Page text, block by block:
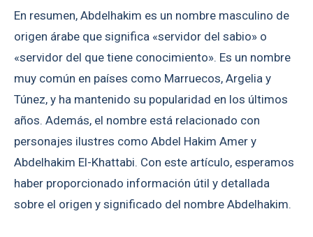
En resumen, Abdelhakim es un nombre masculino de
origen árabe que significa «servidor del sabio» o
«servidor del que tiene conocimiento». Es un nombre
muy común en países como Marruecos, Argelia y
Túnez, y ha mantenido su popularidad en los últimos
años. Además, el nombre está relacionado con
personajes ilustres como Abdel Hakim Amer y
Abdelhakim El-Khattabi. Con este artículo, esperamos
haber proporcionado información útil y detallada
sobre el origen y significado del nombre Abdelhakim.